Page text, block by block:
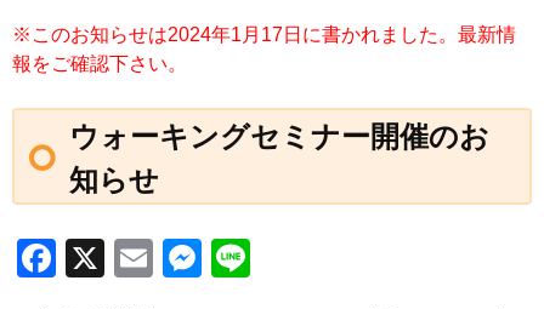
※このお知らせは2024年1月17日に書かれました。最新情
報をご確認下さい。
ウォーキングセミナー開催のお
知らせ
F
X
E
M